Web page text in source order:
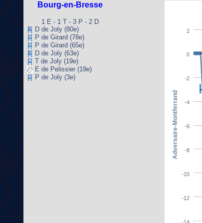
Bourg-en-Bresse
1 E - 1 T - 3 P - 2 D
D de Joly (80e)
P de Girard (78e)
P de Girard (65e)
D de Joly (63e)
T de Joly (19e)
E de Pelissier (19e)
P de Joly (3e)
-12
-10
-8
-6
-4
-2
0
2
Adversaire-Montferrand